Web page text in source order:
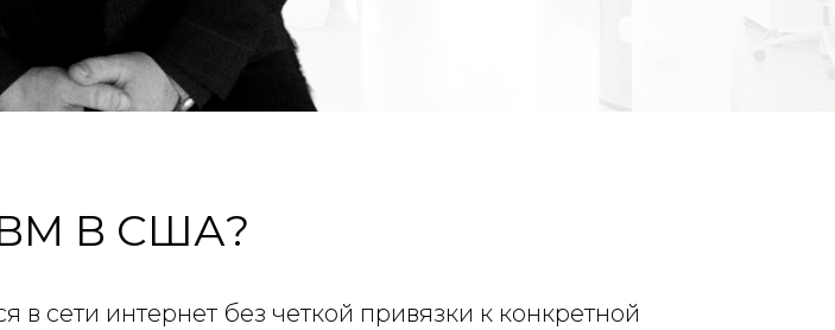
В США?
сети интернет без четкой привязки к конкретной